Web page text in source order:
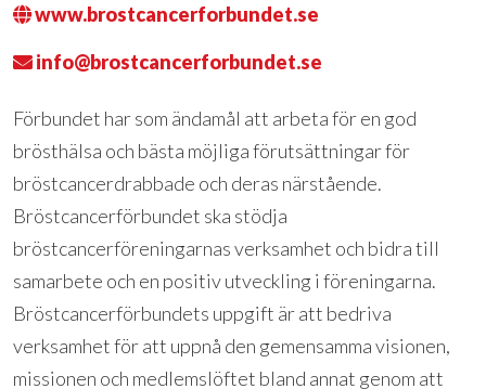
www.brostcancerforbundet.se
info@brostcancerforbundet.se
Förbundet har som ändamål att arbeta för en god
brösthälsa och bästa möjliga förutsättningar för
bröstcancerdrabbade och deras närstående.
Bröstcancerförbundet ska stödja
bröstcancerföreningarnas verksamhet och bidra till
samarbete och en positiv utveckling i föreningarna.
Bröstcancerförbundets uppgift är att bedriva
verksamhet för att uppnå den gemensamma visionen,
missionen och medlemslöftet bland annat genom att